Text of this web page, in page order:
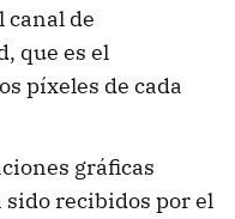
canal de
que es el
píxeles de cada
gráficas
sido recibidos por el